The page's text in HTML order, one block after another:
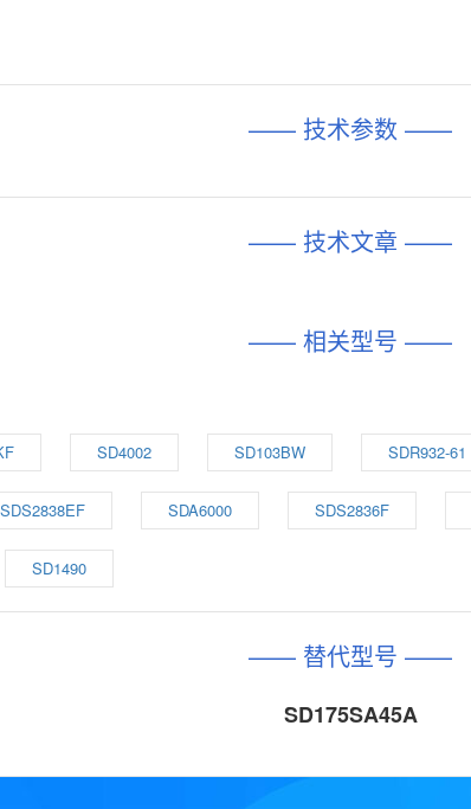
—— 技术参数 ——
—— 技术文章 ——
—— 相关型号 ——
SD4002 SD103BW SDR932-61
SDS2838EF SDA6000 SDS2836F
SD1490
—— 替代型号 ——
SD175SA45A